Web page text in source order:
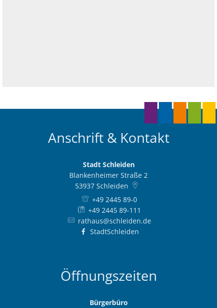
Anschrift & Kontakt
Stadt Schleiden
Blankenheimer Straße 2
53937 Schleiden
+49 2445 89-0
+49 2445 89-111
rathaus@schleiden.de
StadtSchleiden
Öffnungszeiten
Bürgerbüro